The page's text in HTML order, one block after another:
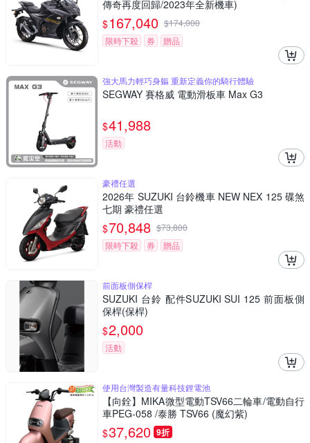
傳奇再度回歸/2023年全新機車)
$167,040 $174,000
限時下殺
券 贈品
強大馬力輕巧身軀 重新定義你的騎行體驗
SEGWAY 賽格威 電動滑板車 Max G3
$41,988
活動
豪禮任選
2026年 SUZUKI 台鈴機車 NEW NEX 125 碟煞
七期 豪禮任選
$70,848 $73,800
限時下殺
券 贈品
前面板側保桿
SUZUKI 台鈴 配件SUZUKI SUI 125 前面板側
保桿(保桿)
$2,000
活動
使用台灣製造有量科技鋰電池
【向銓】MIKA微型電動TSV66二輪車/電動自行
車PEG-058 /泰勝 TSV66 (魔幻紫)
$37,620 9折